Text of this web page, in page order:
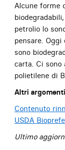
Alcune forme
petrolio lo
pensare.
sono
carta. Ci sono
polietilene di
Altri
Contenuto
USDA
Ultimo